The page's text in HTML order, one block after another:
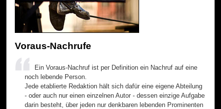
Voraus-Nachrufe
Ein Voraus-Nachruf ist per Definition ein Nachruf auf eine
noch lebende Person.
Jede etablierte Redaktion hält sich dafür eine eigene Abteilung
- oder auch nur einen einzelnen Autor - dessen einzige Aufgabe
darin besteht, über jeden nur denkbaren lebenden Prominenten